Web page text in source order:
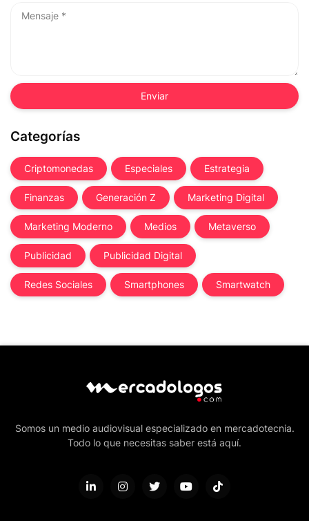
Categorías
Criptomonedas Especiales Estrategia
Finanzas Generación Z Marketing Digital
Marketing Moderno Medios Metaverso
Publicidad Publicidad Digital
Redes Sociales Smartphones Smartwatch
Somos un medio audiovisual especializado en mercadotecnia.
Todo lo que necesitas saber está aquí.